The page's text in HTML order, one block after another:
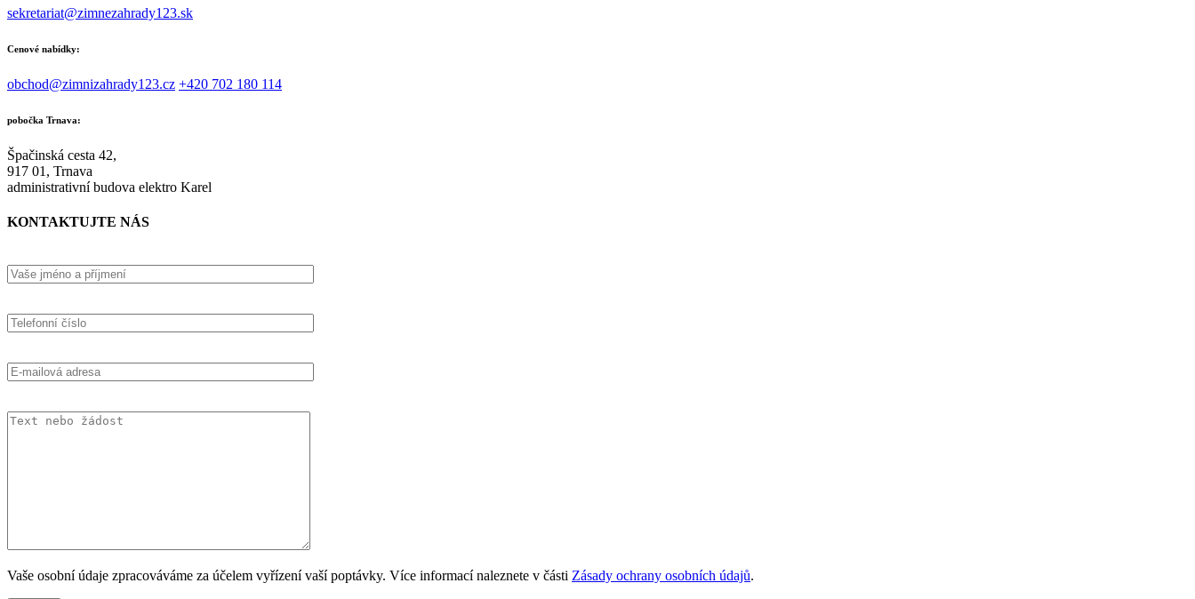
sekretariat@zimnezahrady123.sk
Cenové nabídky:
obchod@zimnizahrady123.cz +420 702 180 114
pobočka Trnava:
Špačinská cesta 42,
917 01, Trnava
administrativní budova elektro Karel
KONTAKTUJTE NÁS
Vaše osobní údaje zpracováváme za účelem vyřízení vaší poptávky. Více informací naleznete v části Zásady ochrany osobních údajů.